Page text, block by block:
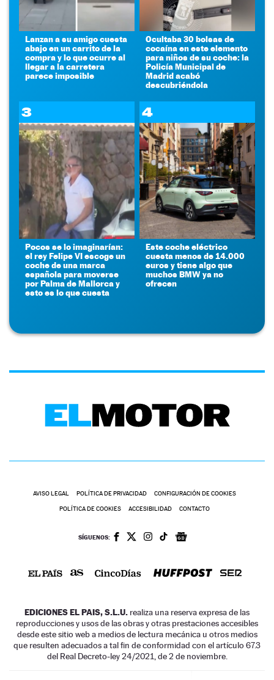
Lanzan a su amigo cuesta
abajo en un carrito de la
compra y lo que ocurre al
llegar a la carretera
parece imposible
Ocultaba 30 bolsas de
cocaína en este elemento
para niños de su coche: la
Policía Municipal de
Madrid acabó
descubriéndola
3
Pocos se lo imaginarían:
el rey Felipe VI escoge un
coche de una marca
española para moverse
por Palma de Mallorca y
esto es lo que cuesta
4
Este coche eléctrico
cuesta menos de 14.000
euros y tiene algo que
muchos BMW ya no
ofrecen
AVISO LEGAL POLÍTICA DE PRIVACIDAD CONFIGURACIÓN DE COOKIES
POLÍTICA DE COOKIES ACCESIBILIDAD CONTACTO
SÍGUENOS:
EDICIONES EL PAIS, S.L.U. realiza una reserva expresa de las
reproducciones y usos de las obras y otras prestaciones accesibles
desde este sitio web a medios de lectura mecánica u otros medios
que resulten adecuados a tal fin de conformidad con el artículo 67.3
del Real Decreto-ley 24/2021, de 2 de noviembre.